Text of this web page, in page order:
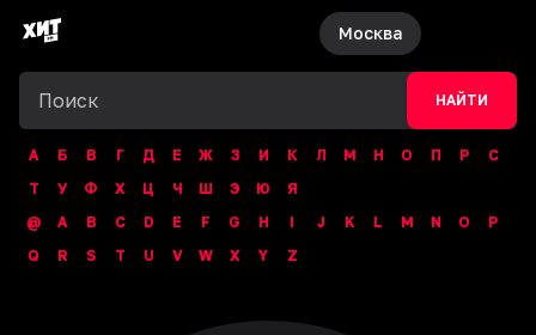
Москва
НАЙТИ
А Б В Г Д Е Ж З И К Л М Н О П Р
С
Т
У Ф Х Ц Ч Ш Э Ю
Я
@
A B C D E F G H I J K L M N O
P
Q
R S T U V W X Y Z